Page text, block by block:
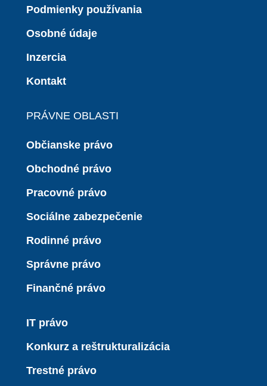
Podmienky používania
Osobné údaje
Inzercia
Kontakt
PRÁVNE OBLASTI
Občianske právo
Obchodné právo
Pracovné právo
Sociálne zabezpečenie
Rodinné právo
Správne právo
Finančné právo
IT právo
Konkurz a reštrukturalizácia
Trestné právo